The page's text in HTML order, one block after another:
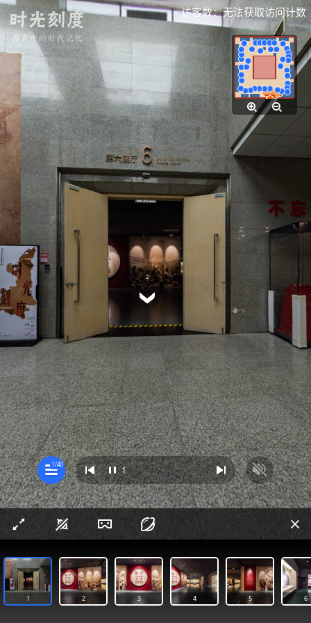
访客数：无法获取访问计数
2
1/40
1
已暂停，点击播放
1 2 3 4 5 6